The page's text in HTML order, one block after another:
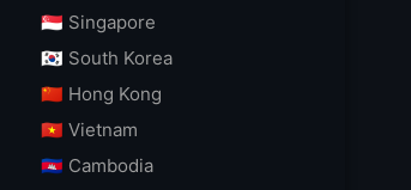
🇸🇬 Singapore
🇰🇷 South Korea
🇨🇳 Hong Kong
🇻🇳 Vietnam
🇰🇭 Cambodia